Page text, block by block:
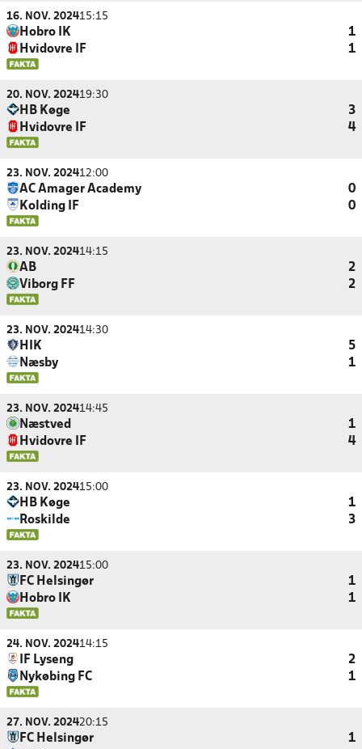
16. NOV. 202415:15
Hobro IK
1
Hvidovre IF
1
20. NOV. 202419:30
HB Køge
3
Hvidovre IF
4
23. NOV. 202412:00
AC Amager Academy
0
Kolding IF
0
23. NOV. 202414:15
AB
2
Viborg FF
2
23. NOV. 202414:30
HIK
5
Næsby
1
23. NOV. 202414:45
Næstved
1
Hvidovre IF
4
23. NOV. 202415:00
HB Køge
1
Roskilde
3
23. NOV. 202415:00
FC Helsingør
1
Hobro IK
1
24. NOV. 202414:15
IF Lyseng
2
Nykøbing FC
1
27. NOV. 202420:15
FC Helsingør
1